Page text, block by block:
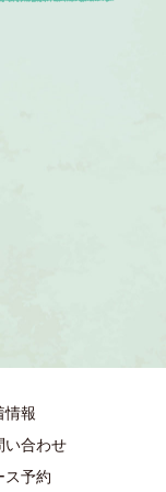
情報
い合わせ
ス予約